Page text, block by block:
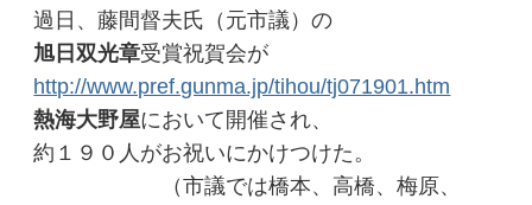
過日、藤間督夫氏（元市議）の
旭日双光章受賞祝賀会が
http://www.pref.gunma.jp/tihou/tj071901.htm
熱海大野屋において開催され、
約１９０人がお祝いにかけつけた。
（市議では橋本、高橋、梅原、